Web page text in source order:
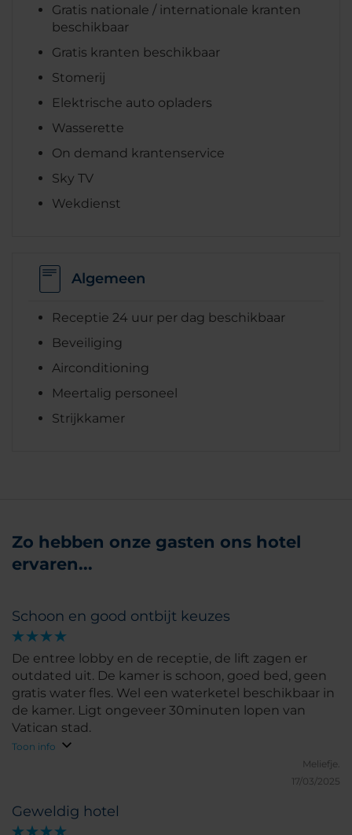
Gratis nationale / internationale kranten
beschikbaar
Gratis kranten beschikbaar
Stomerij
Elektrische auto opladers
Wasserette
On demand krantenservice
Sky TV
Wekdienst
Algemeen
Receptie 24 uur per dag beschikbaar
Beveiliging
Airconditioning
Meertalig personeel
Strijkkamer
Zo hebben onze gasten ons hotel
ervaren...
Schoon en good ontbijt keuzes
De entree lobby en de receptie, de lift zagen er
outdated uit. De kamer is schoon, goed bed, geen
gratis water fles. Wel een waterketel beschikbaar in
de kamer. Ligt ongeveer 30minuten lopen van
Vatican stad.
Toon info
Meliefje.
17/03/2025
Geweldig hotel